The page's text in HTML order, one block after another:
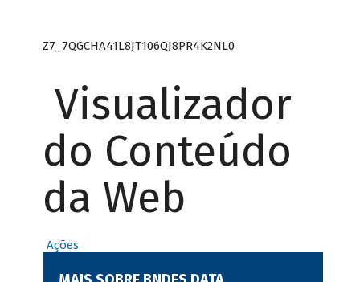
Z7_7QGCHA41L8JT106QJ8PR4K2NL0
Visualizador
do Conteúdo
da Web
Ações